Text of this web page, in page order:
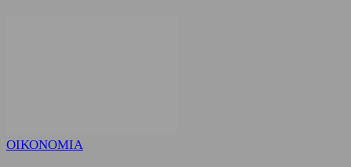
ΟΙΚΟΝΟΜΙΑ